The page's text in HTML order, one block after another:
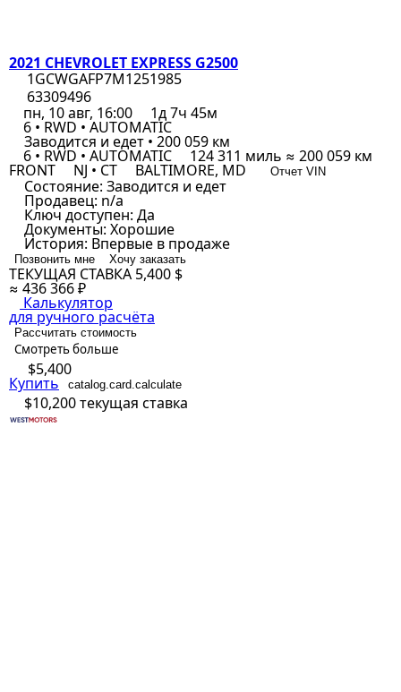
2021 CHEVROLET EXPRESS G2500
1GCWGAFP7M1251985
63309496
пн, 10 авг, 16:00
1д 7ч 45м
6 • RWD • AUTOMATIC
Заводится и едет • 200 059 км
6 • RWD • AUTOMATIC 124 311 миль ≈ 200 059 км
FRONT NJ • CT BALTIMORE, MD Отчет VIN
Состояние: Заводится и едет
Продавец: n/a
Ключ доступен: Да
Документы: Хорошие
История: Впервые в продаже
Позвонить мне Хочу заказать
ТЕКУЩАЯ СТАВКА 5,400 $
≈ 436 366 ₽
Калькулятор
для ручного расчёта
Рассчитать стоимость
Смотреть больше
$5,400
Купить catalog.card.calculate
$10,200текущая ставка